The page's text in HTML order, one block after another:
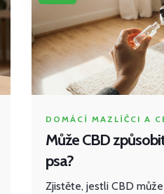
DOMÁCÍ MAZLÍČCI A
Může CBD
psa?
Zjistěte, jestli CBD